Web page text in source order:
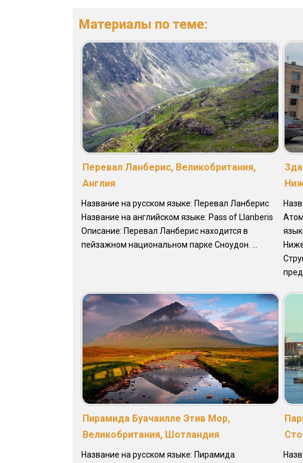
Материалы по теме:
Перевал Ланберис, Великобритания,
Англия
Название на русском языке: Перевал Ланберис
Название на английском языке: Pass of Llanberis
Описание: Перевал Ланберис находится в
пейзажном национальном парке Сноудон. ...
Пирамида Буачаилле Этив Мор,
Великобритания, Шотландия
Название на русском языке: Пирамида